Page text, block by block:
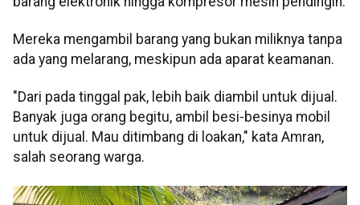
Mereka mengambil barang yang bukan miliknya tanpa
ada yang melarang, meskipun ada aparat keamanan.
"Dari pada tinggal pak, lebih baik diambil untuk dijual.
Banyak juga orang begitu, ambil besi-besinya mobil
untuk dijual. Mau ditimbang di loakan," kata Amran,
salah seorang warga.